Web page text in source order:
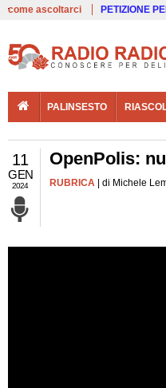
come ascoltarci PETIZIONE
PALINSESTO
11
GEN
2024
OpenPolis:
RUBRICA | di Michele